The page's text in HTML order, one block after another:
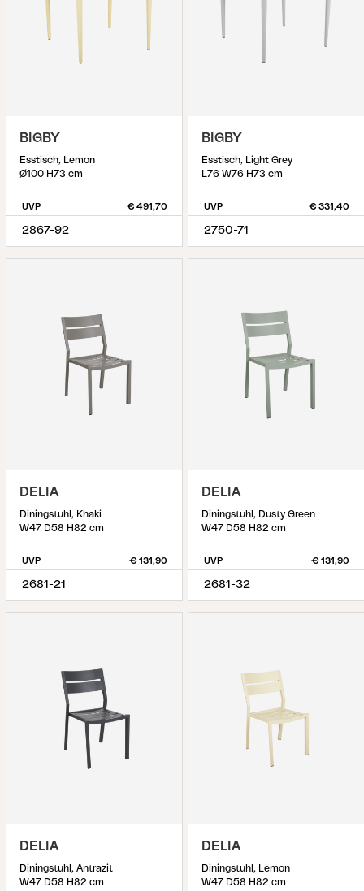
BIGBY
Esstisch, Lemon
Ø100 H73 cm
UVP € 491,70
2867-92
BIGBY
Esstisch, Light Grey
L76 W76 H73 cm
UVP € 331,40
2750-71
DELIA
Diningstuhl, Khaki
W47 D58 H82 cm
UVP € 131,90
2681-21
DELIA
Diningstuhl, Dusty Green
W47 D58 H82 cm
UVP € 131,90
2681-32
DELIA
Diningstuhl, Antrazit
W47 D58 H82 cm
DELIA
Diningstuhl, Lemon
W47 D58 H82 cm